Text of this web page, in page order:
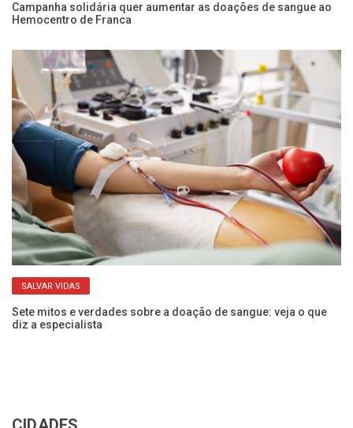
Campanha solidária quer aumentar as doações de sangue ao
Hemocentro de Franca
SALVAR VIDAS
Sete mitos e verdades sobre a doação de sangue: veja o que
diz a especialista